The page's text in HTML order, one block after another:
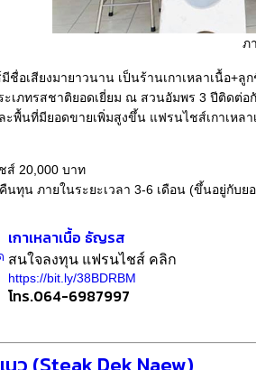
ภ
ชื่อเสียงมายาวนาน เป็นร้านเกาเหลาเนื้อ+
ะเภทรสชาติยอดเยี่ยม ณ สวนอัมพร 3 ปีติด
ะพื้นที่มียอดขายเพิ่มสูงขึ้น แฟรนไชส์เกาเหล
ส์ 20,000 บาท
นทุน ภายในระยะเวลา 3-6 เดือน (ขึ้นอยู่กับย
เกาเหลาเนื้อ ธัญรส
สนใจลงทุน แฟรนไชส์ คลิก
https://bit.ly/38BDRBM
โทร.064-6987997